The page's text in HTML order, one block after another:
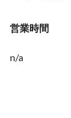
営業時間
n/a